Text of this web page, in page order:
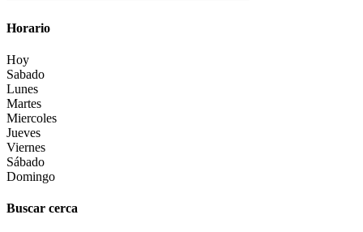
Horario
Hoy
Sabado
Lunes
Martes
Miercoles
Jueves
Viernes
Sábado
Domingo
Buscar cerca